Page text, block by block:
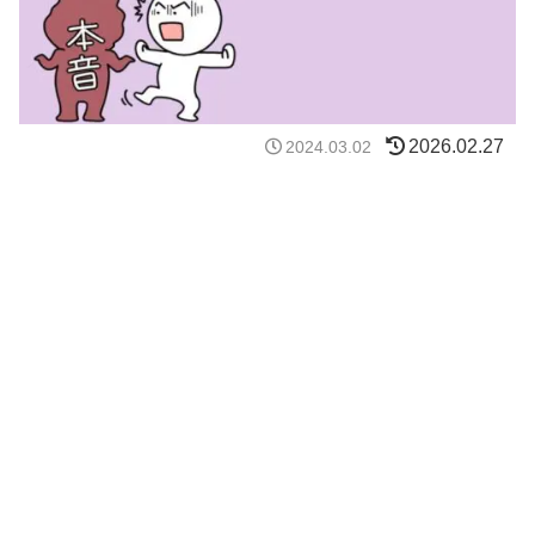
2024.03.02 2026.02.27